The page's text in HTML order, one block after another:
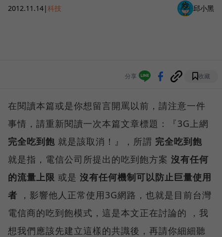
2012.11.14|科技 邱小黑
分享 收藏
在閱讀本篇或是你想留言開罵以前，請注意一件
事情，請重新閱讀一次本篇文章標題：『3G上網
完全吃到飽 就是該取消！』，所謂 完全吃到飽
就是指，電信公司所提出的吃到飽方案 沒有任何
的流量上限 或是 沒有任何機制可以防止巨量使用
者 ，影響他人正常使用3G網路，也就是目前台灣
電信商的吃到飽模式，這是本文正在討論的 ，我
想我們應該先建立這樣的共識後，再請你細細聽